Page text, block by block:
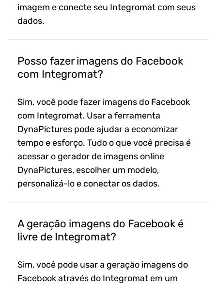
imagem e conecte seu Integromat com seus
dados.
Posso fazer imagens do Facebook
com Integromat?
Sim, você pode fazer imagens do Facebook
com Integromat. Usar a ferramenta
DynaPictures pode ajudar a economizar
tempo e esforço. Tudo o que você precisa é
acessar o gerador de imagens online
DynaPictures, escolher um modelo,
personalizá-lo e conectar os dados.
A geração imagens do Facebook é
livre de Integromat?
Sim, você pode usar a geração imagens do
Facebook através do Integromat em um